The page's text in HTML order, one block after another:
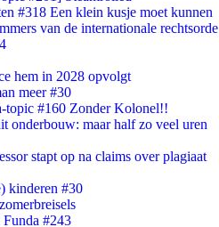
#318 Een klein kusje moet kunnen
van de internationale rechtsorde
hem in 2028 opvolgt
meer #30
topic #160 Zonder Kolonel!!
onderbouw: maar half zo veel uren
stapt op na claims over plagiaat
kinderen #30
#243